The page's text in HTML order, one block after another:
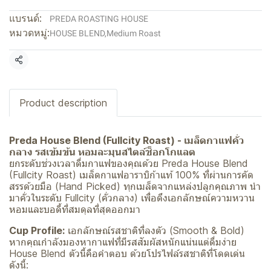
แบรนด์: PREDA ROASTING HOUSE
หมวดหมู่:HOUSE BLEND,Medium Roast
แชร์
Product description
Preda House Blend (Fullcity Roast) - เมล็ดกาแฟคั่ว
กลาง รสเข้มข้น หอมละมุนสไตล์ช็อกโกแลต
ยกระดับช่วงเวลาดื่มกาแฟของคุณด้วย Preda House Blend
(Fullcity Roast) เมล็ดกาแฟอาราบิก้าแท้ 100% ที่ผ่านการคัด
สรรด้วยมือ (Hand Picked) ทุกเมล็ดจากแหล่งปลูกคุณภาพ นำ
มาคั่วในระดับ Fullcity (คั่วกลาง) เพื่อดึงเอกลักษณ์ความหวาน
หอมและบอดี้ที่สมดุลที่สุดออกมา
Cup Profile: เอกลักษณ์รสชาติที่ลงตัว (Smooth & Bold)
หากคุณกำลังมองหากาแฟที่มีรสสัมผัสหนักแน่นแต่ดื่มง่าย
House Blend ตัวนี้คือคำตอบ ด้วยโปรไฟล์รสชาติที่โดดเด่น
ดังนี้: